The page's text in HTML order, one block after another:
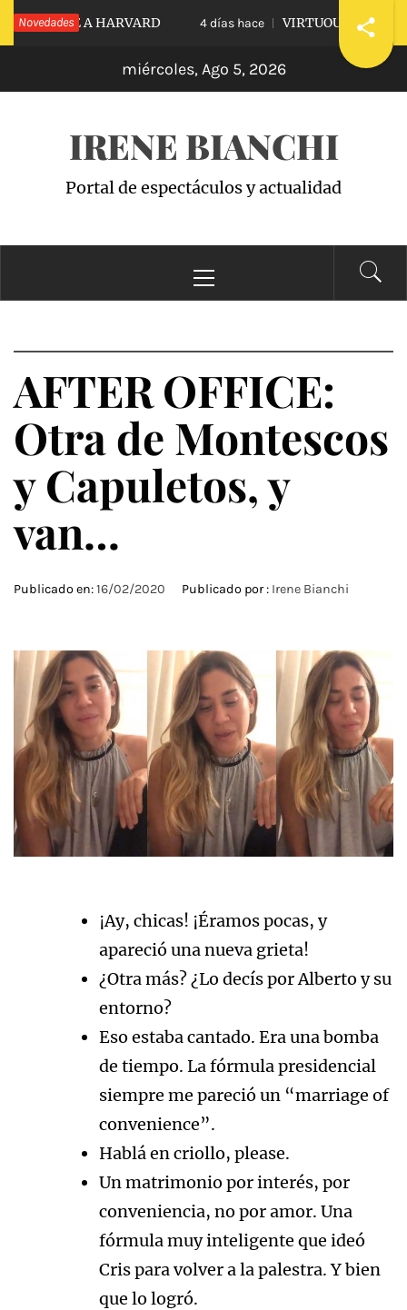
Saltar
al
NovedadesA HARVARD 4 días hace VIRTUOUS VS. VICIOUS
miércoles, Ago 5, 2026
IRENE BIANCHI
Portal de espectáculos y actualidad
principal
AFTER OFFICE:
Otra de Montescos
y Capuletos, y
van…
Publicado en:16/02/2020 Publicado por : Irene Bianchi
¡Ay, chicas! ¡Éramos pocas, y
apareció una nueva grieta!
¿Otra más? ¿Lo decís por Alberto y su
entorno?
Eso estaba cantado. Era una bomba
de tiempo. La fórmula presidencial
siempre me pareció un “marriage of
convenience”.
Hablá en criollo, please.
Un matrimonio por interés, por
conveniencia, no por amor. Una
fórmula muy inteligente que ideó
Cris para volver a la palestra. Y bien
que lo logró.